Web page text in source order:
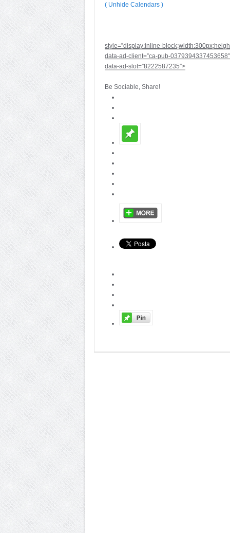
( Unhide Calendars )
style=”display:inline-
data-ad-client=”ca-pub-0379394337453658″
data-ad-slot=”8222587235″>
Be Sociable, Share!